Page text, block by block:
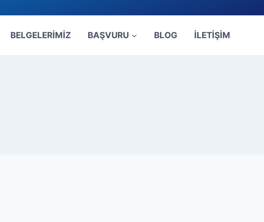
BELGELERİMİZ BAŞVURU BLOG İLETİŞİM